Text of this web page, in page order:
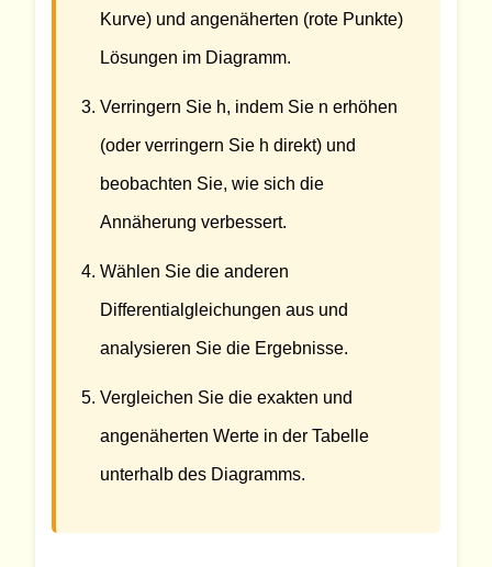
Kurve) und angenäherten (rote Punkte)
Lösungen im Diagramm.
Verringern Sie h, indem Sie n erhöhen
(oder verringern Sie h direkt) und
beobachten Sie, wie sich die
Annäherung verbessert.
Wählen Sie die anderen
Differentialgleichungen aus und
analysieren Sie die Ergebnisse.
Vergleichen Sie die exakten und
angenäherten Werte in der Tabelle
unterhalb des Diagramms.